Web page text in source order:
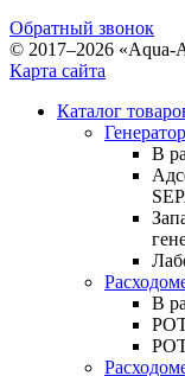
Обратный звонок
© 2017–2026 «Aqua-
Карта сайта
Каталог
В
В